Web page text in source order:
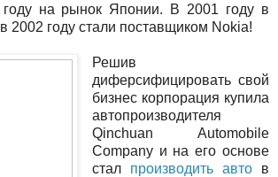
на рынок Японии. В 2001 году в
2002 году стали поставщиком Nokia!
Решив
диферсифицировать свой
бизнес корпорация купила
автопроизводителя
Qinchuan Automobile
Company и на его основе
стал производить автов